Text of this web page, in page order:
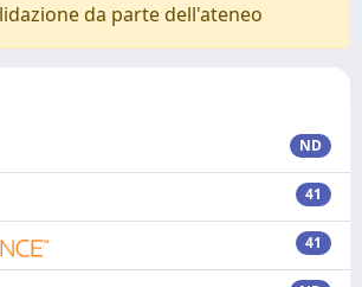
da parte dell'ateneo
ND
41
41